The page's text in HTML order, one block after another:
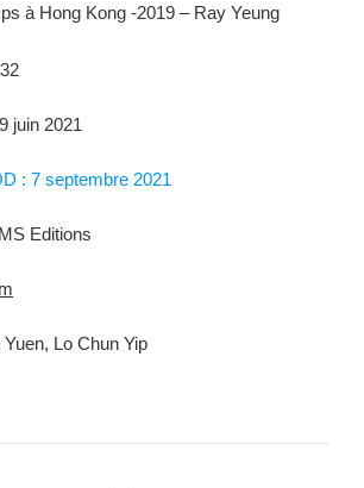
à Hong Kong -2019 – Ray Yeung
juin 2021
: 7 septembre 2021
Editions
Lo Chun Yip